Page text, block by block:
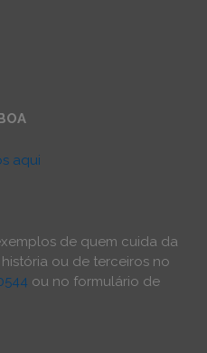
aqui
de quem cuida da
ou de terceiros no
ou no formulário de